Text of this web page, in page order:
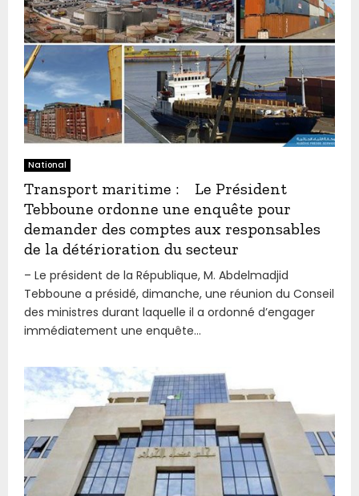
National
Transport maritime : Le Président
Tebboune ordonne une enquête pour
demander des comptes aux responsables
de la détérioration du secteur
– Le président de la République, M. Abdelmadjid
Tebboune a présidé, dimanche, une réunion du Conseil
des ministres durant laquelle il a ordonné d’engager
immédiatement une enquête...